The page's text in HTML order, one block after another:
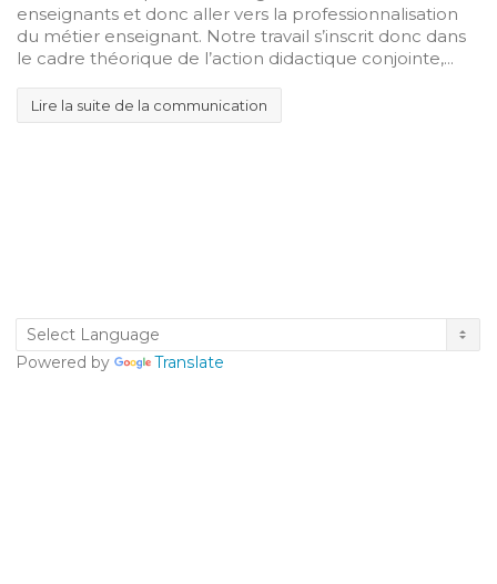
enseignants et donc aller vers la professionnalisation
du métier enseignant. Notre travail s’inscrit donc dans
le cadre théorique de l’action didactique conjointe,...
Lire la suite de la communication
Powered by Translate